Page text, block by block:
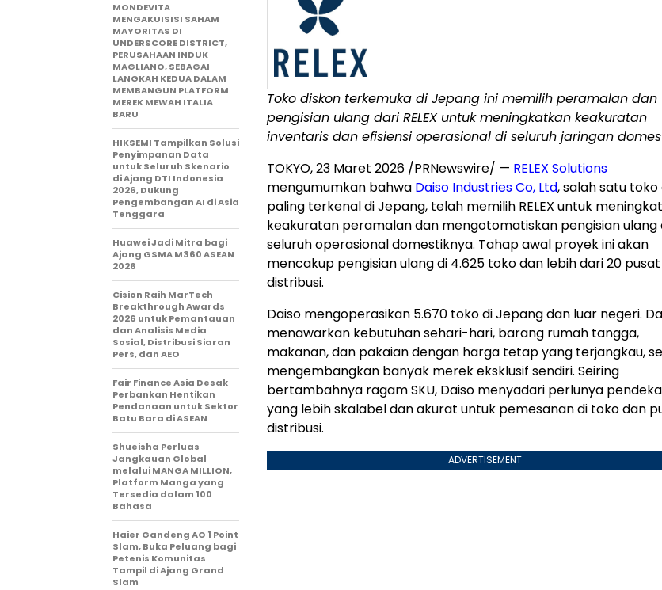
Toko diskon terkemuka di Jepang ini memilih peramalan dan
pengisian ulang dari RELEX untuk meningkatkan keakuratan
inventaris dan efisiensi operasional di seluruh jaringan
TOKYO,23 Maret 2026 /PRNewswire/ — RELEX Solutions
mengumumkan bahwa Daiso Industries Co, Ltd,salah satu toko
paling terkenal di Jepang, telah memilih RELEX untuk
keakuratan peramalan dan mengotomatiskan pengisian ulang
seluruh operasional domestiknya. Tahap awal proyek ini akan
mencakup pengisian ulang di 4.625 toko dan lebih dari 20 pusat
distribusi.
Daiso mengoperasikan 5.670 toko di Jepang dan luar negeri.
menawarkan kebutuhan sehari-hari, barang rumah tangga,
makanan, dan pakaian dengan harga tetap yang terjangkau,
mengembangkan banyak merek eksklusif sendiri. Seiring
bertambahnya ragam SKU, Daiso menyadari perlunya
yang lebih skalabel dan akurat untuk pemesanan di toko dan
distribusi.
ADVERTISEMENT
MONDEVITA
MENGAKUISISI SAHAM
MAYORITAS DI
UNDERSCORE DISTRICT,
PERUSAHAAN INDUK
MAGLIANO, SEBAGAI
LANGKAH KEDUA DALAM
MEMBANGUN PLATFORM
MEREK MEWAH ITALIA
BARU
HIKSEMI Tampilkan Solusi
Penyimpanan Data
untuk Seluruh Skenario
di Ajang DTI Indonesia
2026, Dukung
Pengembangan AI di Asia
Tenggara
Huawei Jadi Mitra bagi
Ajang GSMA M360 ASEAN
2026
Cision Raih MarTech
Breakthrough Awards
2026 untuk Pemantauan
dan Analisis Media
Sosial, Distribusi Siaran
Pers, dan AEO
Fair Finance Asia Desak
Perbankan Hentikan
Pendanaan untuk Sektor
Batu Bara di ASEAN
Shueisha Perluas
Jangkauan Global
melalui MANGA MILLION,
Platform Manga yang
Tersedia dalam 100
Bahasa
Haier Gandeng AO 1 Point
Slam, Buka Peluang bagi
Petenis Komunitas
Tampil di Ajang Grand
Slam